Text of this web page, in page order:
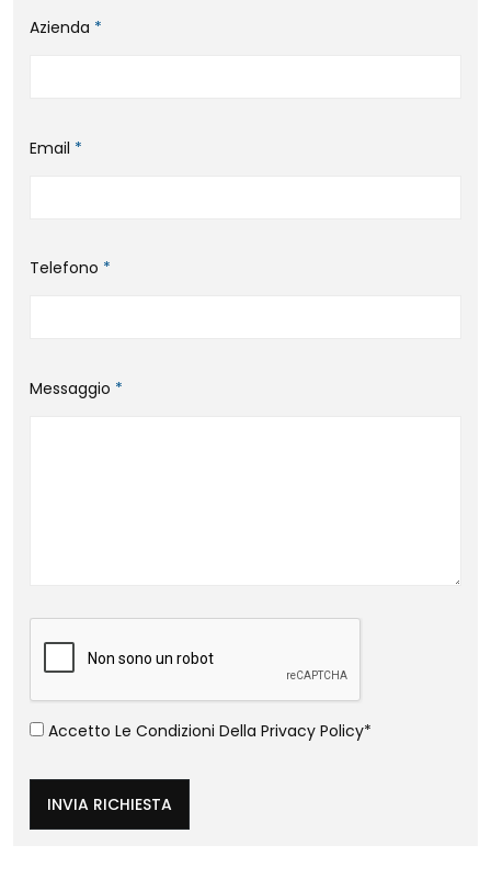
Azienda *
Email *
Telefono *
Messaggio *
Accetto Le Condizioni Della Privacy Policy*
INVIA RICHIESTA